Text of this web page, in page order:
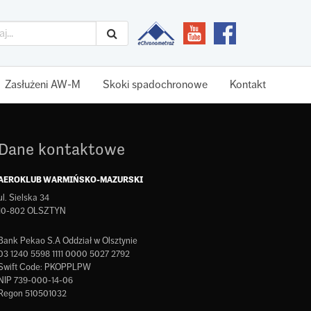
Zasłużeni AW-M Skoki spadochronowe Kontakt
kontaktowe
WARMIŃSKO-MAZURSKI
Sielska 34
802 OLSZTYN
Pekao S.A Oddział w Olsztynie
1240 5598 1111 0000 5027 2792
Code: PKOPPLPW
739-000-14-06
510501032